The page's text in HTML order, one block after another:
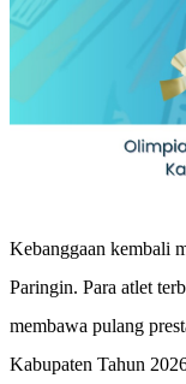
Kebanggaan kembali
Paringin. Para atlet
membawa pulang
Kabupaten Tahun